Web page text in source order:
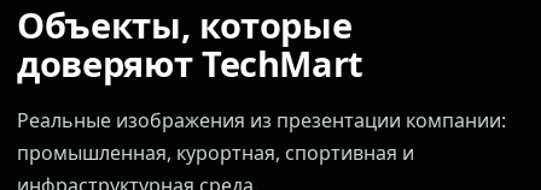
Объекты, которые
доверяют TechMart
Реальные изображения из презентации компании:
промышленная, курортная, спортивная и